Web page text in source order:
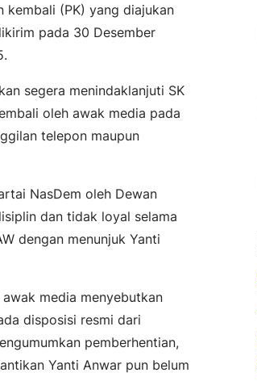
kembali (PK) yang diajukan
pada 30 Desember
segera menindaklanjuti SK
oleh awak media pada
telepon maupun
NasDem oleh Dewan
dan tidak loyal selama
dengan menunjuk Yanti
media menyebutkan
disposisi resmi dari
pemberhentian,
Yanti Anwar pun belum